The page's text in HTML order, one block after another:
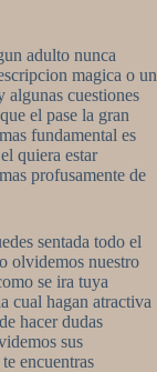
adulto nunca
magica o un
algunas cuestiones
el pase la gran
fundamental es
quiera estar
profusamente de
sentada todo el
olvidemos nuestro
se ira tuya
cual hagan atractiva
hacer dudas
sus
encuentras